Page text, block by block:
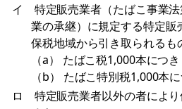
イ 特定販売業者（たばこ事業
業の承継）に規定する特定販
保税地域から引き取られるも
（a） たばこ税1,000本につ
（b） たばこ特別税1,000本
ロ 特定販売業者以外の者によ